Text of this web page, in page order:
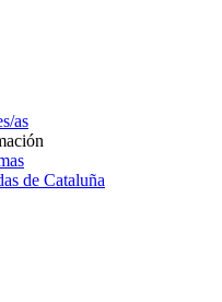
as
de Cataluña